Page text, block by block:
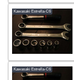
Kawasaki Estrella-C6
Kawasaki Estrella-C6